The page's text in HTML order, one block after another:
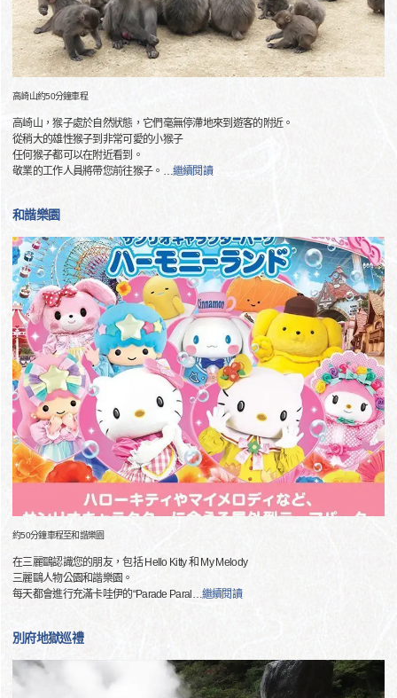
高崎山約50分鐘車程
高崎山，猴子處於自然狀態，它們毫無停滯地來到遊客的附近。
從稍大的雄性猴子到非常可愛的小猴子
任何猴子都可以在附近看到。
敬業的工作人員將帶您前往猴子。 …繼續閱讀
和諧樂園
約50分鐘車程至和諧樂園
在三麗鷗認識您的朋友，包括 Hello Kitty 和 My Melody
三麗鷗人物公園和諧樂園。
每天都會進行充滿卡哇伊的“Parade Paral …繼續閱讀
別府地獄巡禮